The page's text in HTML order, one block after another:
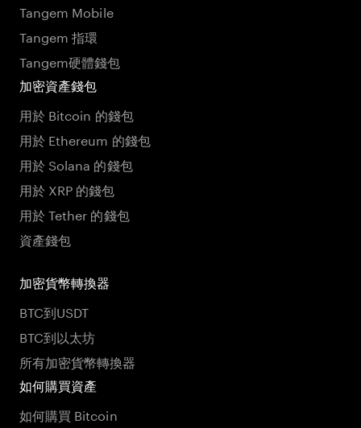
Tangem Mobile
Tangem 指環
Tangem硬體錢包
加密資產錢包
用於 Bitcoin 的錢包
用於 Ethereum 的錢包
用於 Solana 的錢包
用於 XRP 的錢包
用於 Tether 的錢包
資產錢包
加密貨幣轉換器
BTC到USDT
BTC到以太坊
所有加密貨幣轉換器
如何購買資產
如何購買 Bitcoin